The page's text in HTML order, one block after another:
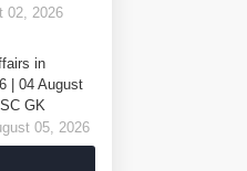
02, 2026
in
| 04 August
GK
05, 2026